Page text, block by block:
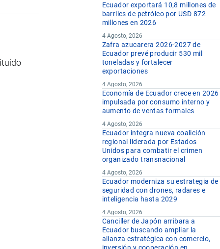
Ecuador exportará 10,8 millones de
barriles de petróleo por USD 872
millones en 2026
4 Agosto, 2026
Zafra azucarera 2026-2027 de
Ecuador prevé producir 530 mil
toneladas y fortalecer
exportaciones
4 Agosto, 2026
Economía de Ecuador crece en 2026
impulsada por consumo interno y
aumento de ventas formales
4 Agosto, 2026
Ecuador integra nueva coalición
regional liderada por Estados
Unidos para combatir el crimen
organizado transnacional
4 Agosto, 2026
Ecuador moderniza su estrategia de
seguridad con drones, radares e
inteligencia hasta 2029
4 Agosto, 2026
Canciller de Japón arribara a
Ecuador buscando ampliar la
alianza estratégica con comercio,